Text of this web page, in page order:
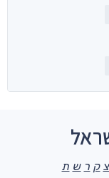
צ ק ר ש ת